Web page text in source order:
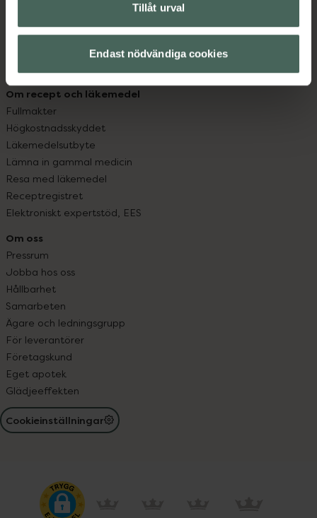
Tillåt urval
Endast nödvändiga cookies
Sajtens tillgänglighet
Om recept och läkemedel
Fullmakter
Högkostnadsskyddet
Läkemedelsutbyte
Lämna in gammal medicin
Resa med läkemedel
Receptregistret
Elektroniskt expertstöd, EES
Om oss
Pressrum
Jobba hos oss
Hållbarhet
Samarbeten
Ägare och ledningsgrupp
För leverantörer
Företagskund
Eget apotek
Glädjeeffekten
Cookieinställningar